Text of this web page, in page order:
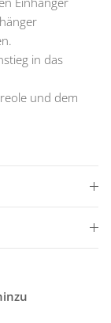
in das
und dem